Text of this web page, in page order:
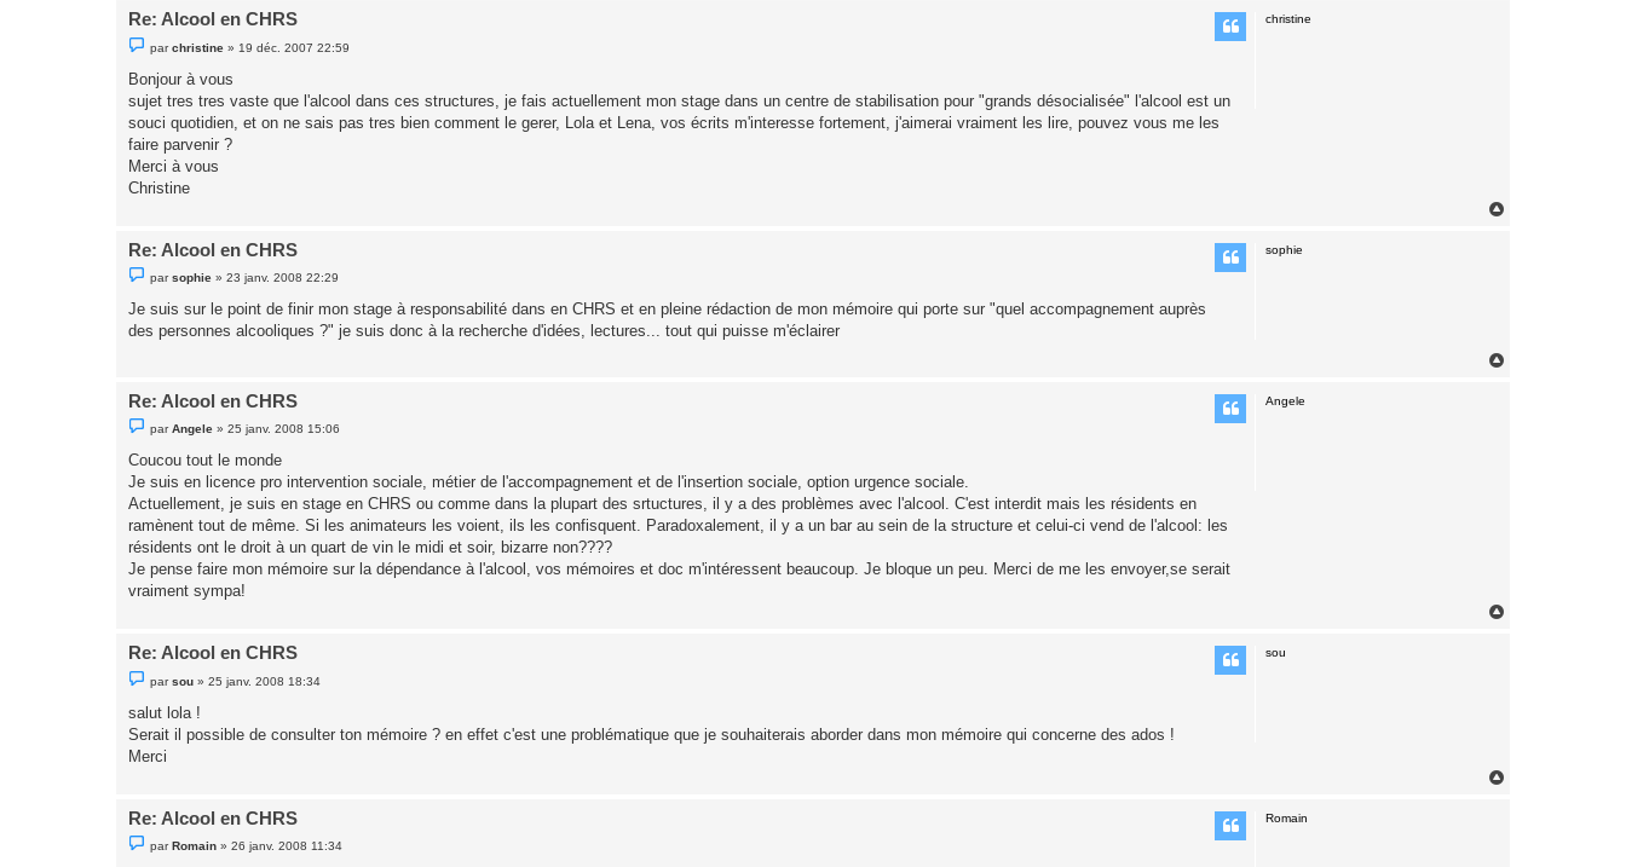
n
u
christine
Re: Alcool en CHRS
e
s
a
g
e
n
n
l
parchristine » 19 déc. 2007 22:59
Bonjour à vous
sujet tres tres vaste que l'alcool dans ces structures, je fais actuellement mon stage dans un centre de stabilisation pour "grands désocialisée" l'alcool est un
souci quotidien, et on ne sais pas tres bien comment le gerer, Lola et Lena, vos écrits m'interesse fortement, j'aimerai vraiment les lire, pouvez vous me les
faire parvenir ?
Merci à vous
Christine
sophie
Re: Alcool en CHRS
e
s
a
n
u
parsophie »23 janv. 2008 22:29
Je suis sur le point de finir mon stage à responsabilité dans en CHRS et en pleine rédaction de mon mémoire qui porte sur "quel accompagnement auprès
des personnes alcooliques ?" je suis donc à la recherche d'idées, lectures... tout qui puisse m'éclairer
Angele
Re: Alcool en CHRS
e
s
a
e
n
o
n
u
parAngele »25 janv. 2008 15:06
Coucou tout le monde
Je suis en licence pro intervention sociale, métier de l'accompagnement et de l'insertion sociale, option urgence sociale.
Actuellement, je suis en stage en CHRS ou comme dans la plupart des srtuctures, il y a des problèmes avec l'alcool. C'est interdit mais les résidents en
ramènent tout de même. Si les animateurs les voient, ils les confisquent. Paradoxalement, il y a un bar au sein de la structure et celui-ci vend de l'alcool: les
résidents ont le droit à un quart de vin le midi et soir, bizarre non????
Je pense faire mon mémoire sur la dépendance à l'alcool, vos mémoires et doc m'intéressent beaucoup. Je bloque un peu. Merci de me les envoyer,se serait
vraiment sympa!
sou
Re: Alcool en CHRS
e
s
s
a
e
l
parsou »25 janv. 2008 18:34
salut lola !
Serait il possible de consulter ton mémoire ? en effet c'est une problématique que je souhaiterais aborder dans mon mémoire qui concerne des ados !
Merci
Romain
Re: Alcool en CHRS
e
parRomain »26 janv. 2008 11:34